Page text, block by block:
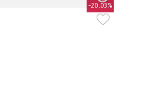
-20.03%